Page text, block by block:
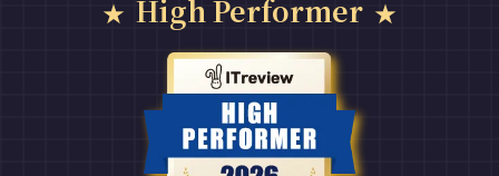
High Performer